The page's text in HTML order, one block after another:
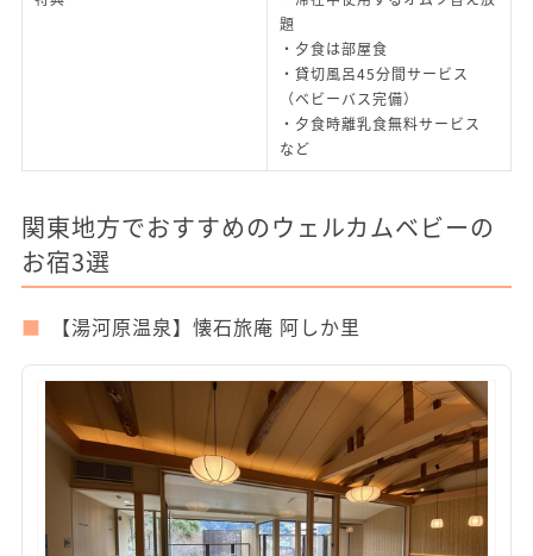
題
・夕食は部屋食
・貸切風呂45分間サービス
（ベビーバス完備）
・夕食時離乳食無料サービス
など
関東地方でおすすめのウェルカムベビーの
お宿3選
【湯河原温泉】懐石旅庵 阿しか里